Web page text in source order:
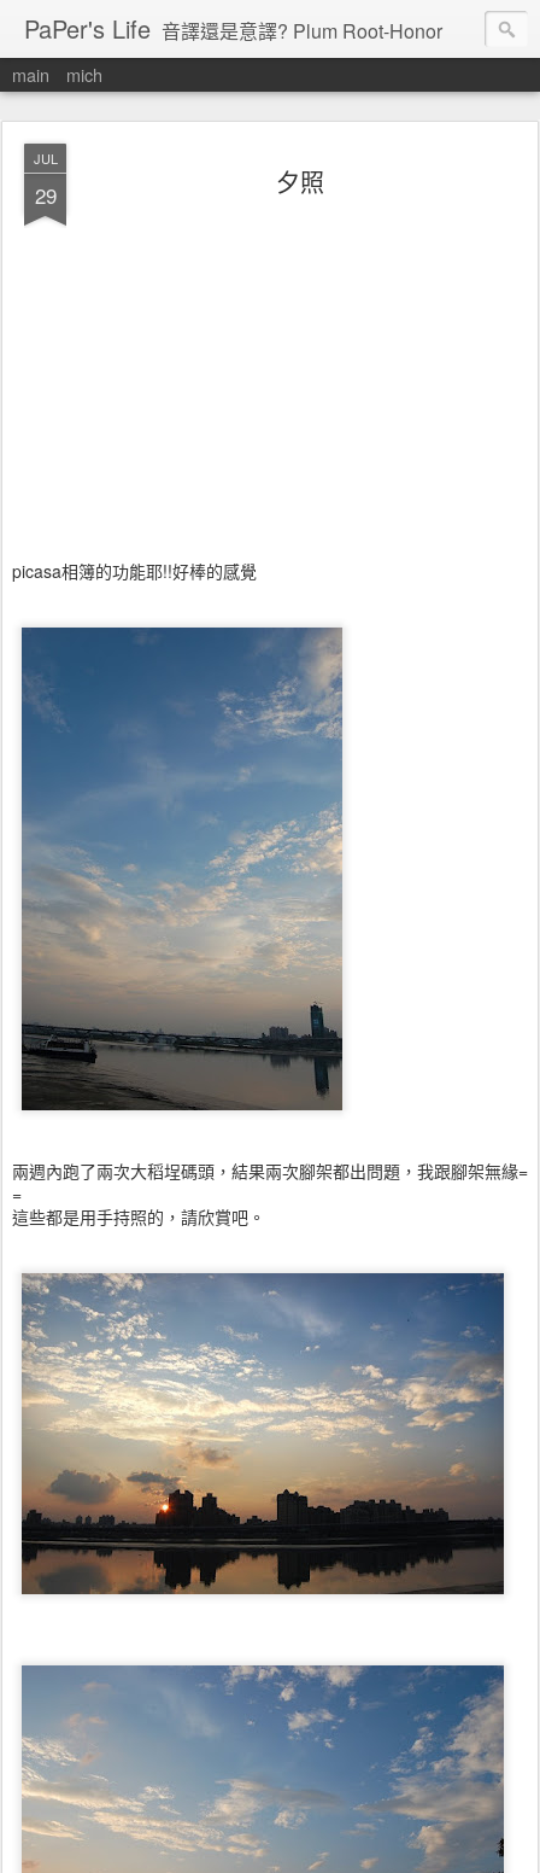
PaPer's Life 音譯還是意譯? Plum Root-Honor
main mich
JUL
29 夕照
picasa相簿的功能耶!!好棒的感覺
兩週內跑了兩次大稻埕碼頭，結果兩次腳架都出問題，我跟腳架無緣=
=
這些都是用手持照的，請欣賞吧。